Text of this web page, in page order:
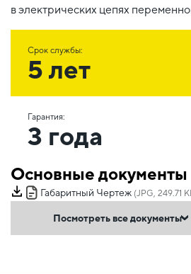
в электрических цепях
Срок службы:
5 лет
Гарантия:
3 года
Основные документы
Габаритный Чертеж (JPG, 249.71
Посмотреть все документы